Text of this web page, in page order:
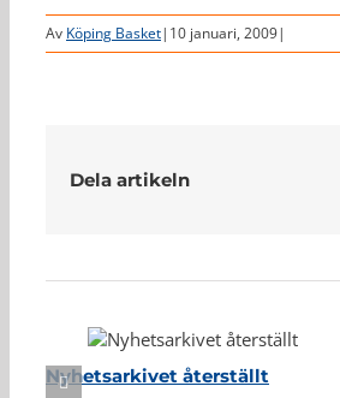
Av Köping Basket| 10 januari, 2009|
Dela artikeln
Nyhetsarkivet återställt